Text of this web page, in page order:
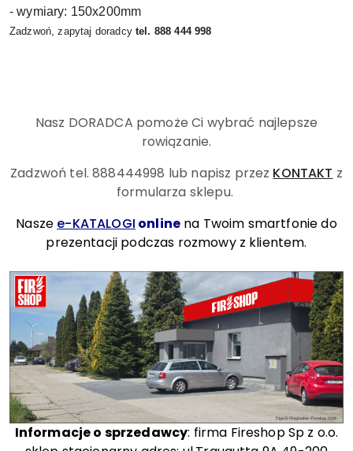
- wymiary: 150x200mm
Zadzwoń, zapytaj doradcy tel. 888 444 998
Nasz DORADCA pomoże Ci wybrać najlepsze
rowiązanie.
Zadzwoń tel. 888444998 lub napisz przez KONTAKT z
formularza sklepu.
Nasze e-KATALOGI online na Twoim smartfonie do
prezentacji podczas rozmowy z klientem.
Informacje o sprzedawcy: firma Fireshop Sp z o.o.